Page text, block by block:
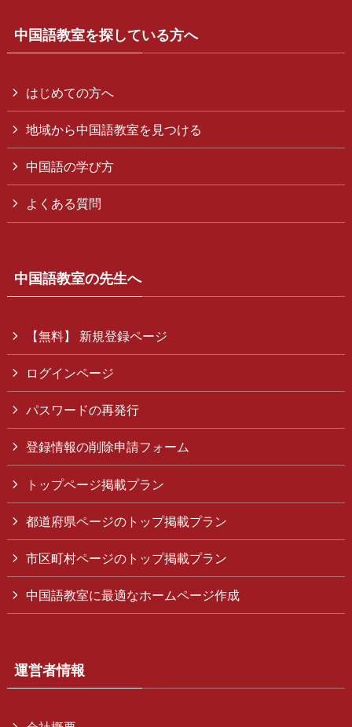
中国語教室を探している方へ
はじめての方へ
地域から中国語教室を見つける
中国語の学び方
よくある質問
中国語教室の先生へ
【無料】 新規登録ページ
ログインページ
パスワードの再発行
登録情報の削除申請フォーム
トップページ掲載プラン
都道府県ページのトップ掲載プラン
市区町村ページのトップ掲載プラン
中国語教室に最適なホームページ作成
運営者情報